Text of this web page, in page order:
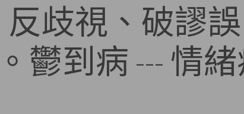
反歧視、破謬
鬱到病 --- 情